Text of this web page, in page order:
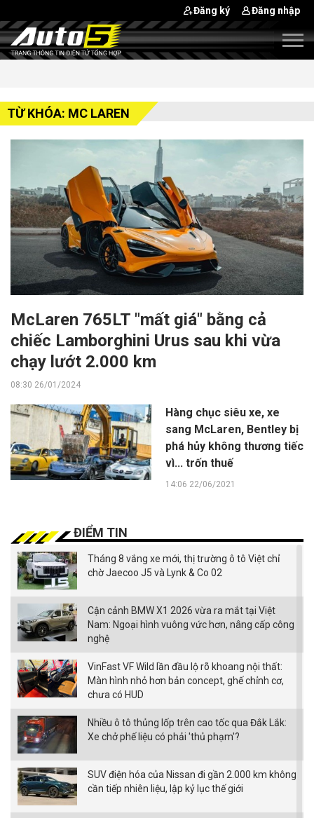
Đăng ký Đăng nhập
TỪ KHÓA: MC LAREN
McLaren 765LT "mất giá" bằng cả
chiếc Lamborghini Urus sau khi vừa
chạy lướt 2.000 km
08:30 26/01/2024
Hàng chục siêu xe, xe
sang McLaren, Bentley bị
phá hủy không thương tiếc
vì... trốn thuế
14:06 22/06/2021
ĐIỂM TIN
Tháng 8 vắng xe mới, thị trường ô tô Việt chỉ
chờ Jaecoo J5 và Lynk & Co 02
Cận cảnh BMW X1 2026 vừa ra mắt tại Việt
Nam: Ngoại hình vuông vức hơn, nâng cấp công
nghệ
VinFast VF Wild lần đầu lộ rõ khoang nội thất:
Màn hình nhỏ hơn bản concept, ghế chỉnh cơ,
chưa có HUD
Nhiều ô tô thủng lốp trên cao tốc qua Đắk Lắk:
Xe chở phế liệu có phải 'thủ phạm'?
SUV điện hóa của Nissan đi gần 2.000 km không
cần tiếp nhiên liệu, lập kỷ lục thế giới